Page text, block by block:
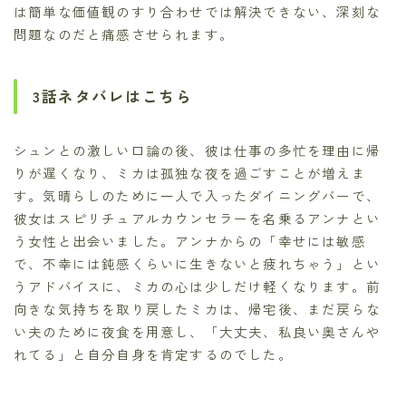
は簡単な価値観のすり合わせでは解決できない、深刻な
問題なのだと痛感させられます。
3話ネタバレはこちら
シュンとの激しい口論の後、彼は仕事の多忙を理由に帰
りが遅くなり、ミカは孤独な夜を過ごすことが増えま
す。気晴らしのために一人で入ったダイニングバーで、
彼女はスピリチュアルカウンセラーを名乗るアンナとい
う女性と出会いました。アンナからの「幸せには敏感
で、不幸には鈍感くらいに生きないと疲れちゃう」とい
うアドバイスに、ミカの心は少しだけ軽くなります。前
向きな気持ちを取り戻したミカは、帰宅後、まだ戻らな
い夫のために夜食を用意し、「大丈夫、私良い奥さんや
れてる」と自分自身を肯定するのでした。